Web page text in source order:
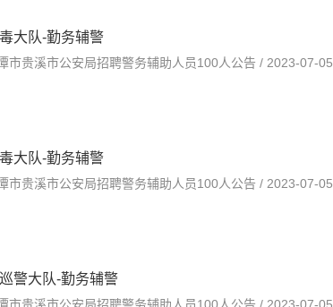
大队-勤务辅警
市贵溪市公安局招聘警务辅助人员100人公告 / 2023-07-05
大队-勤务辅警
市贵溪市公安局招聘警务辅助人员100人公告 / 2023-07-05
警大队-勤务辅警